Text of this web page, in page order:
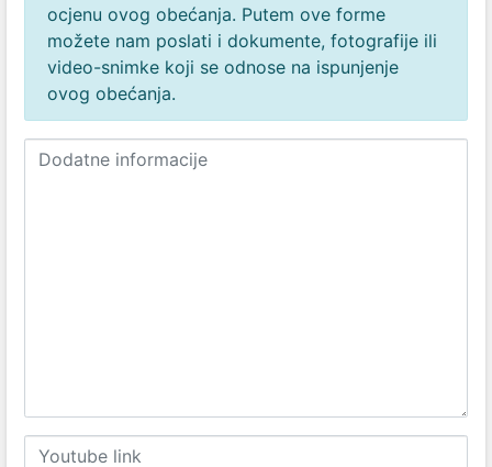
ocjenu ovog obećanja. Putem ove forme
možete nam poslati i dokumente, fotografije ili
video-snimke koji se odnose na ispunjenje
ovog obećanja.